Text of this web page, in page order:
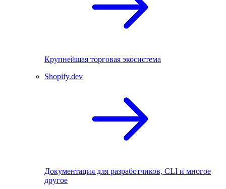
Крупнейшая торговая экосистема
Shopify.dev
Документация для разработчиков, CLI и многое
другое